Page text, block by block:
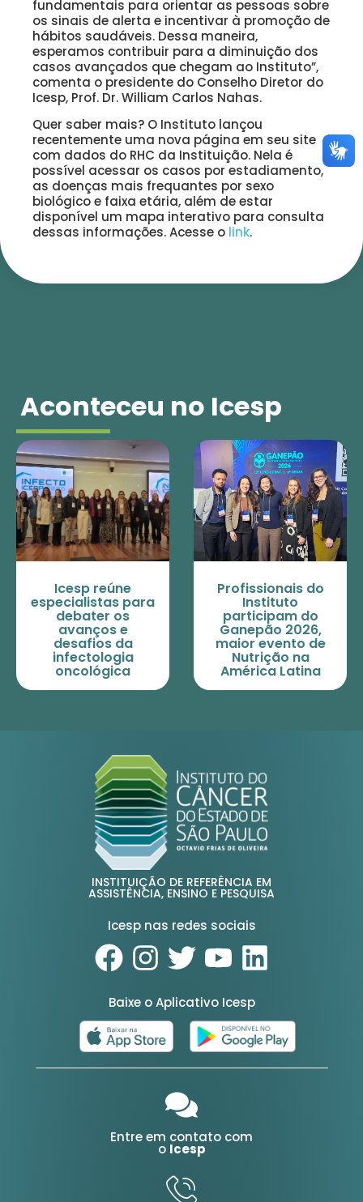
fundamentais para orientar as pessoas sobre
os sinais de alerta e incentivar à promoção de
hábitos saudáveis. Dessa maneira,
esperamos contribuir para a diminuição dos
casos avançados que chegam ao Instituto”,
comenta o presidente do Conselho Diretor do
Icesp, Prof. Dr. William Carlos Nahas.
Quer saber mais? O Instituto lançou
recentemente uma nova página em seu site
com dados do RHC da Instituição. Nela é
possível acessar os casos por estadiamento,
as doenças mais frequantes por sexo
biológico e faixa etária, além de estar
disponível um mapa interativo para consulta
dessas informações. Acesse o link.
Aconteceu no Icesp
Icesp reúne
especialistas para
debater os
avanços e
desafios da
infectologia
oncológica
Profissionais do
Instituto
participam do
Ganepão 2026,
maior evento de
Nutrição na
América Latina
INSTITUIÇÃO DE REFERÊNCIA EM
ASSISTÊNCIA, ENSINO E PESQUISA
Icesp nas redes sociais
Baixe o Aplicativo Icesp
Entre em contato com
o Icesp